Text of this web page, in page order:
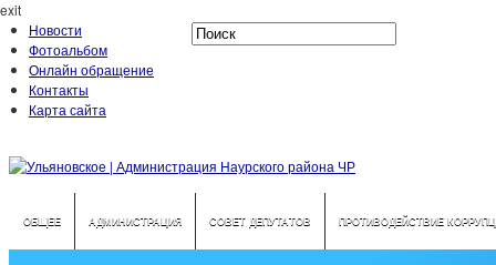
exit
Новости
Фотоальбом
Онлайн обращение
Контакты
Карта сайта
ОБЩЕЕ АДМИНИСТРАЦИЯ СОВЕТ ДЕПУТАТОВ ПРОТИВОДЕЙСТВИЕ